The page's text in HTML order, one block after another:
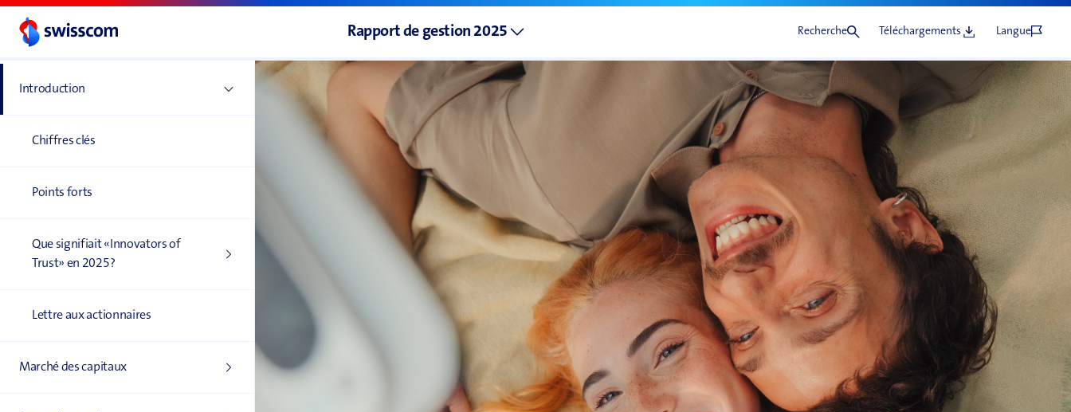
Rapport de gestion 2025 Recherche Téléchargements Langue
Introduction
Chiffres clés
Points forts
Que ­signifiait ­«Innovators of
Trust» en 2025?
Lettre aux actionnaires
Marché des capitaux